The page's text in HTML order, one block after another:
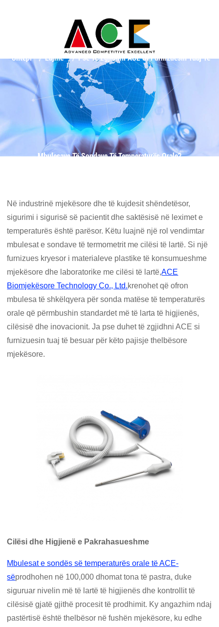
Shtëpi Lajme Pse Të Zgjidhni ACE Si Furnizuesin Tuaj Të
Mbulesave Të Sondave Të Temperaturës Orale?
Në industrinë mjekësore dhe të kujdesit shëndetësor,
sigurimi i sigurisë së pacientit dhe saktësisë në leximet e
temperaturës është parësor. Këtu luajnë një rol vendimtar
mbulesat e sondave të termometrit me cilësi të lartë. Si një
furnizues kryesor i materialeve plastike të konsumueshme
mjekësore dhe laboratorike me cilësi të lartë,ACE
Biomjekësore Technology Co., Ltd.krenohet që ofron
mbulesa të shkëlqyera për sonda matëse të temperaturës
orale që përmbushin standardet më të larta të higjienës,
cilësisë dhe inovacionit. Ja pse duhet të zgjidhni ACE si
furnizuesin tuaj të besuar për këto pajisje thelbësore
mjekësore.
Cilësi dhe Higjienë e Pakrahasueshme
Mbulesat e sondës së temperaturës orale të ACE-
sëprodhohen në 100,000 dhomat tona të pastra, duke
siguruar nivelin më të lartë të higjienës dhe kontrollit të
cilësisë gjatë gjithë procesit të prodhimit. Ky angazhim ndaj
pastërtisë është thelbësor në fushën mjekësore, ku edhe